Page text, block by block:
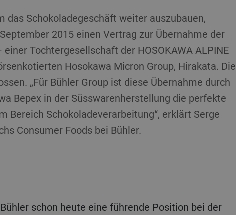
das Schokoladegeschäft weiter auszubauen,
2015 einen Vertrag zur Übernahme der
Tochtergesellschaft der HOSOKAWA ALPINE
Hosokawa Micron Group, Hirakata. Die
„Für Bühler Group ist diese Übernahme durch
Bepex in der Süsswarenherstellung die perfekte
Bereich Schokoladeverarbeitung“, erklärt Serge
Consumer Foods bei Bühler.